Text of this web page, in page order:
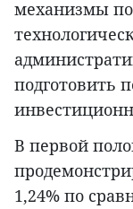
механизмы
подготовить
В первой
1,24% по